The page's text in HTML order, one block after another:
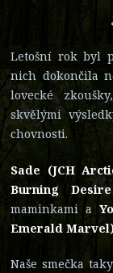
Letošní rok byl
nich dokončila
lovecké
skvělými
chovnosti.
Sade (JCH
Burning
maminkami a
Emerald
Naše smečka